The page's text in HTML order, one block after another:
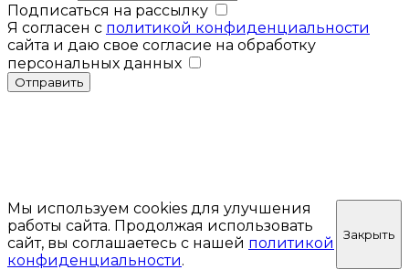
Подписаться на рассылку
Я согласен с политикой конфиденциальности
сайта и даю свое согласие на обработку
персональных данных
Отправить
Мы используем cookies для улучшения
работы сайта. Продолжая использовать
сайт, вы соглашаетесь с нашей политикой
конфиденциальности.
Закрыть